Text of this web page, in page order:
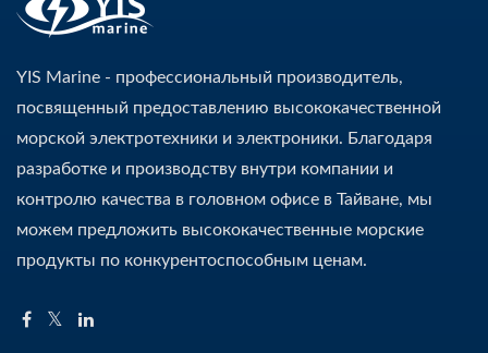
YIS Marine - профессиональный производитель,
посвященный предоставлению высококачественной
морской электротехники и электроники. Благодаря
разработке и производству внутри компании и
контролю качества в головном офисе в Тайване, мы
можем предложить высококачественные морские
продукты по конкурентоспособным ценам.